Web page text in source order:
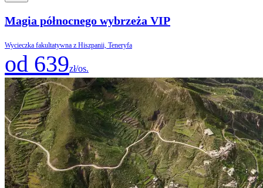
Magia północnego wybrzeża VIP
Wycieczka fakultatywna z Hiszpanii, Teneryfa
od 639zł/os.